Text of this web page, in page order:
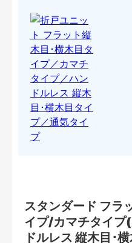
スタンダード フラ
イプ/カマチタイ
ドルレス 縦木目･